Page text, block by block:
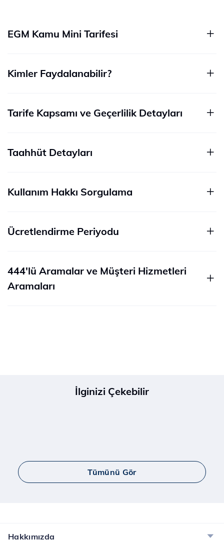
EGM Kamu Mini Tarifesi
Kimler Faydalanabilir?
Tarife Kapsamı ve Geçerlilik Detayları
Taahhüt Detayları
Kullanım Hakkı Sorgulama
Ücretlendirme Periyodu
444'lü Aramalar ve Müşteri Hizmetleri
Aramaları
İlginizi Çekebilir
Tümünü Gör
Hakkımızda